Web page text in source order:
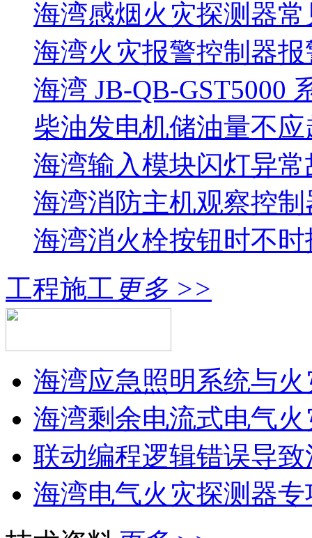
海湾感烟火灾探测器
海湾火灾报警控制器报
海湾 JB-QB-GST5000
柴油发电机储油量不应
海湾输入模块闪灯异
海湾消防主机观察控制
海湾消火栓按钮时不
工程施工 更多 >>
海湾应急照明系统与火
海湾剩余电流式电气火
联动编程逻辑错误导致
海湾电气火灾探测器